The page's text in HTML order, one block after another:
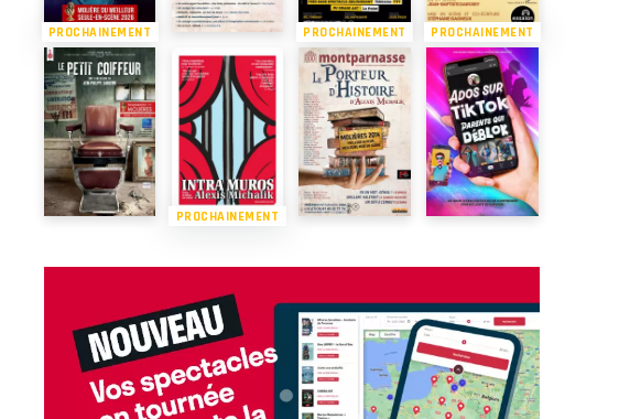
PROCHAINEMENT PROCHAINEMENT PROCHAINEMENT
PROCHAINEMENT